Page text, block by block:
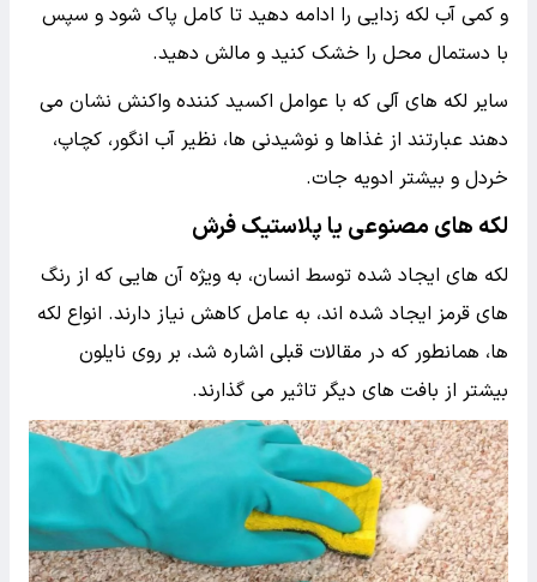
و کمی آب لکه زدایی را ادامه دهید تا کامل پاک شود و سپس
با دستمال محل را خشک کنید و مالش دهید.
سایر لکه های آلی که با عوامل اکسید کننده واکنش نشان می
دهند عبارتند از غذاها و نوشیدنی ها، نظیر آب انگور، کچاپ،
خردل و بیشتر ادویه جات.
لکه های مصنوعی یا پلاستیک فرش
لکه های ایجاد شده توسط انسان، به ویژه آن هایی که از رنگ
های قرمز ایجاد شده اند، به عامل کاهش نیاز دارند. انواع لکه
ها، همانطور که در مقالات قبلی اشاره شد، بر روی نایلون
بیشتر از بافت های دیگر تاثیر می گذارند.